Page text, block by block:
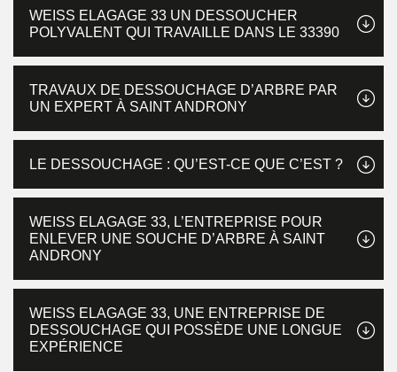
WEISS ELAGAGE 33 UN DESSOUCHER
POLYVALENT QUI TRAVAILLE DANS LE 33390
TRAVAUX DE DESSOUCHAGE D’ARBRE PAR
UN EXPERT À SAINT ANDRONY
LE DESSOUCHAGE : QU’EST-CE QUE C’EST ?
WEISS ELAGAGE 33, L’ENTREPRISE POUR
ENLEVER UNE SOUCHE D’ARBRE À SAINT
ANDRONY
WEISS ELAGAGE 33, UNE ENTREPRISE DE
DESSOUCHAGE QUI POSSÈDE UNE LONGUE
EXPÉRIENCE